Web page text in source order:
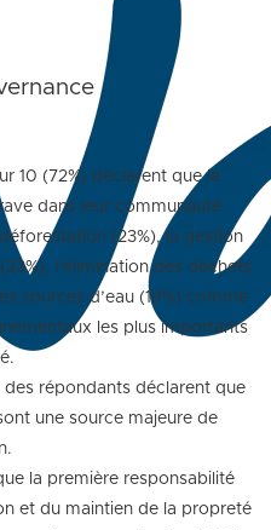
10 (72%) déclarent que la
dans leur communauté.
(23%), la gestion
l’élimination des déchets
sources d’eau (19%) comme
les plus importants
des répondants déclarent que
une source majeure de
la première responsabilité
et du maintien de la propreté